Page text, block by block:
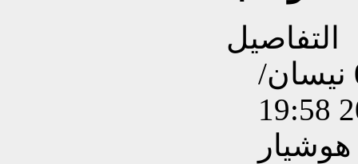
التفاصيل
تم إنشاءه بتاريخ السبت, 07 نيسان/